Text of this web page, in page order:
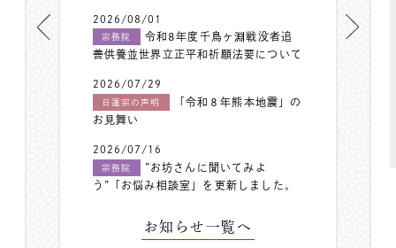
2026/08/01
宗務院
令和8年度千鳥ヶ淵戦没者追
善供養並世界立正平和祈願法要について
2026/07/29
日蓮宗の声明
「令和８年熊本地震」の
お見舞い
2026/07/16
宗務院
”お坊さんに聞いてみよ
う”「お悩み相談室」を更新しました。
お知らせ一覧へ